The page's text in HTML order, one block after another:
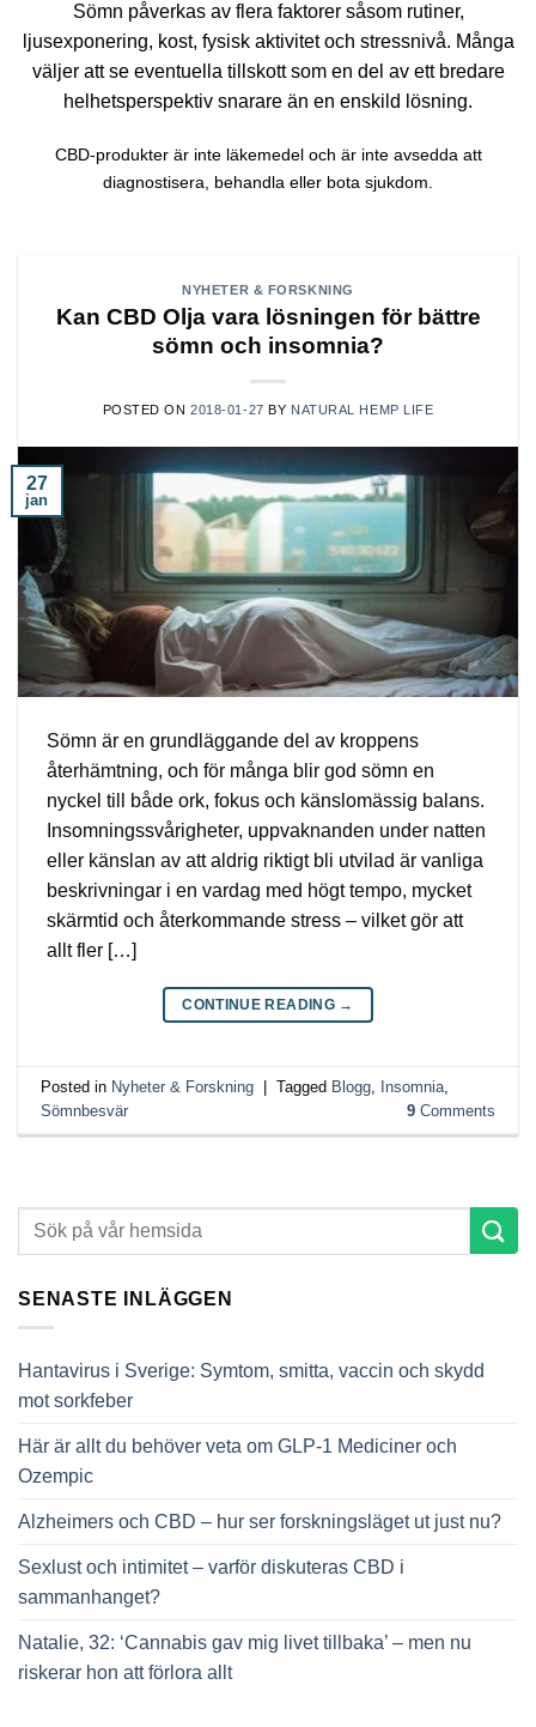
Sömn påverkas av flera faktorer såsom rutiner,
ljusexponering, kost, fysisk aktivitet och stressnivå. Många
väljer att se eventuella tillskott som en del av ett bredare
helhetsperspektiv snarare än en enskild lösning.
CBD-produkter är inte läkemedel och är inte avsedda att
diagnostisera, behandla eller bota sjukdom.
NYHETER & FORSKNING
Kan CBD Olja vara lösningen för bättre
sömn och insomnia?
POSTED ON2018-01-27 BY NATURAL HEMP LIFE
27
jan
Sömn är en grundläggande del av kroppens
återhämtning, och för många blir god sömn en
nyckel till både ork, fokus och känslomässig balans.
Insomningssvårigheter, uppvaknanden under natten
eller känslan av att aldrig riktigt bli utvilad är vanliga
beskrivningar i en vardag med högt tempo, mycket
skärmtid och återkommande stress – vilket gör att
allt fler […]
CONTINUE READING →
Posted in Nyheter & Forskning Tagged Blogg Insomnia
Sömnbesvär
9Comments
SENASTE INLÄGGEN
Hantavirus i Sverige: Symtom, smitta, vaccin och skydd
mot sorkfeber
Här är allt du behöver veta om GLP-1 Mediciner och
Ozempic
Alzheimers och CBD – hur ser forskningsläget ut just nu?
Sexlust och intimitet – varför diskuteras CBD i
sammanhanget?
Natalie, 32: ‘Cannabis gav mig livet tillbaka’ – men nu
riskerar hon att förlora allt